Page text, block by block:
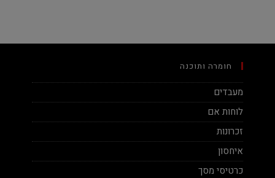
חומרה ותוכנה
מעבדים
לוחות אם
זכרונות
איחסון
כרטיסי מסך